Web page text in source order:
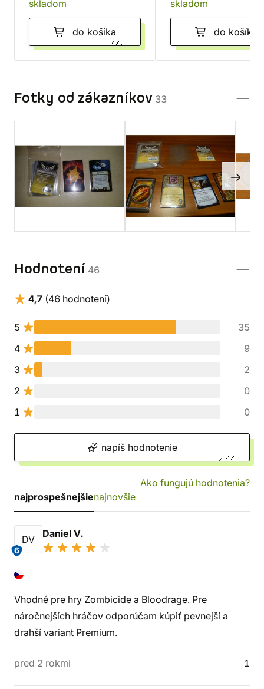
skladom
do košíka
skladom
do košíka
Fotky od zákazníkov 33
Hodnotení 46
4,7 (46 hodnotení)
5
35
4
9
3
2
2
0
1
0
napíš hodnotenie
Ako fungujú hodnotenia?
najprospešnejšienajnovšie
DV
6
Daniel V.
Vhodné pre hry Zombicide a Bloodrage. Pre
náročnejších hráčov odporúčam kúpiť pevnejší a
drahší variant Premium.
pred 2 rokmi 1